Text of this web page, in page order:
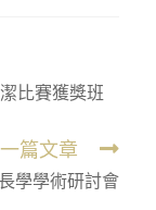
比賽獲獎班
篇文章
學學術研討會